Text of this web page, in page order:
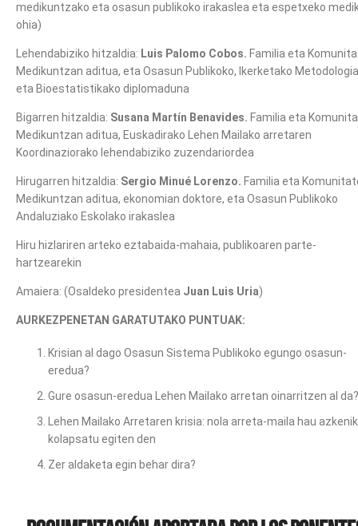
medikuntzako eta osasun publikoko irakaslea eta espetxeko
ohia)
Lehendabiziko hitzaldia: Luis Palomo Cobos. Familia eta
Medikuntzan aditua, eta Osasun Publikoko, Ikerketako
eta Bioestatistikako diplomaduna
Bigarren hitzaldia: Susana Martín Benavides. Familia eta
Medikuntzan aditua, Euskadirako Lehen Mailako arretaren
Koordinaziorako lehendabiziko zuzendariordea
Hirugarren hitzaldia: Sergio Minué Lorenzo. Familia eta
Medikuntzan aditua, ekonomian doktore, eta Osasun Publikoko
Andaluziako Eskolako irakaslea
Hiru hizlariren arteko eztabaida-mahaia, publikoaren parte-
hartzearekin
Amaiera: (Osaldeko presidentea Juan Luis Uria)
AURKEZPENETAN GARATUTAKO PUNTUAK:
Krisian al dago Osasun Sistema Publikoko egungo osasun-
eredua?
Gure osasun-eredua Lehen Mailako arretan oinarritzen al da?
Lehen Mailako Arretaren krisia: nola arreta-maila hau azkenik
kolapsatu egiten den
Zer aldaketa egin behar dira?